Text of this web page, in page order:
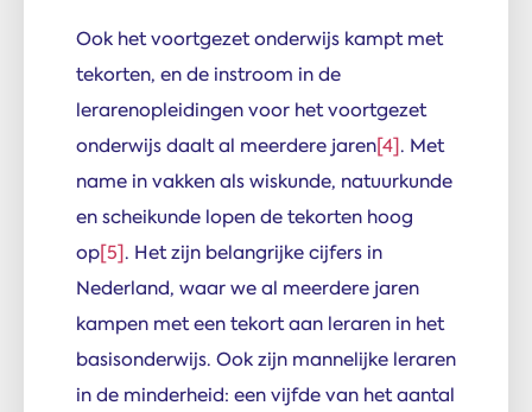
Ook het voortgezet onderwijs kampt met
tekorten, en de instroom in de
lerarenopleidingen voor het voortgezet
onderwijs daalt al meerdere jaren[4]. Met
name in vakken als wiskunde, natuurkunde
en scheikunde lopen de tekorten hoog
op[5]. Het zijn belangrijke cijfers in
Nederland, waar we al meerdere jaren
kampen met een tekort aan leraren in het
basisonderwijs. Ook zijn mannelijke leraren
in de minderheid: een vijfde van het aantal